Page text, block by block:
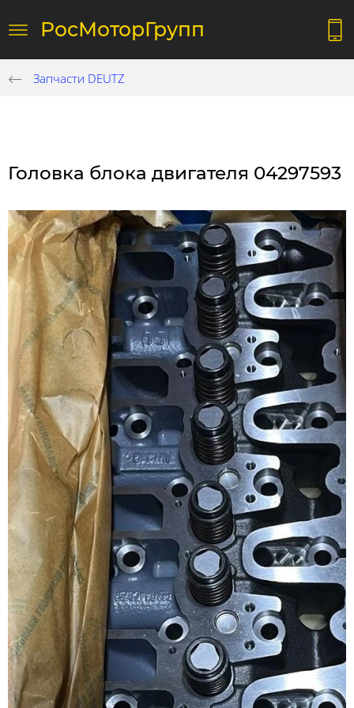
РосМоторГрупп
Запчасти DEUTZ
Головка блока двигателя 04297593